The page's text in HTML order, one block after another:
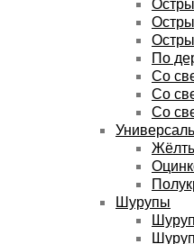
По
Со
Со
Со
Шурупы